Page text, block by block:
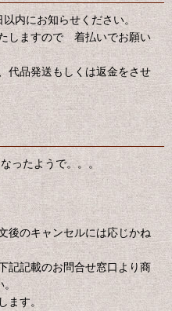
内にお知らせください。
しますので 着払いでお願い
代品発送もしくは返金をさせ
ったようで。。。
後のキャンセルには応じかね
記記載のお問合せ窓口より商
。
ます。